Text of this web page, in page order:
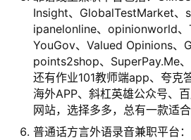
Insight、GlobalTestMarket、
ipanelonline、opinionworld、
YouGov、Valued Opinions、
points2shop、SuperPay.Me
还有作业101教师端app、夸克
海外APP、斜杠英雄公众号、
网站，选择多多，总有一款适合
普通话方言外语录音兼职平台